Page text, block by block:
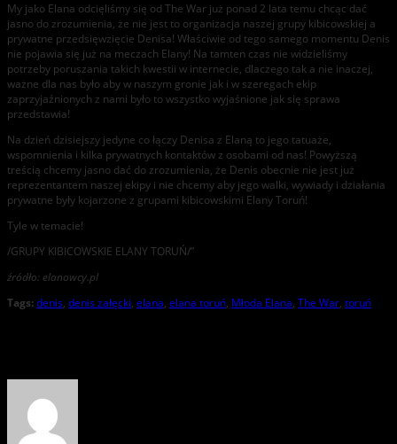
My jako Elana odcięliśmy się od The War już ponad 2 lata temu chcąc dać
jasno do zrozumienia, że nie jest to organizacja naszej grupy kibicowskiej a
prywatne przedsięwzięcie Denisa! Właściwie od tego samego momentu Denis
nie pojawia się już na meczach Elany! Na tamten czas nie widzieliśmy
potrzeby poruszania takich kwestii w internecie, dlaczego tak a nie inaczej,
ważne dla nas było aby w naszym gronie jak i w szeregach ekip
zaprzyjaźnionych z nami było to wszystko wyjaśnione jak się sprawa
przedstawia!
Na dzień dzisiejszy jedyne co łączy Denisa z Elaną to jego tatuaże,
wspomnienia i kilka prywatnych kontaktów z osobami od nas! Powyższą
treścią chcemy jasno dać do zrozumienia, że Denis obecnie nie jest już
reprezentantem naszej ekipy i nie chcemy aby jego walki, wywiady i działania
prywatne były kojarzone z grupami kibicowskimi Elany Toruń!
Tyle w temacie!
/GRUPY KIBICOWSKIE ELANY TORUŃ/”
źródło: elanowcy.pl
Tags:denis, denis załęcki, elana, elana toruń, Młoda Elana, The War, toruń